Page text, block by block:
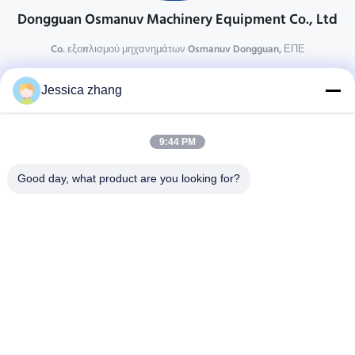
Dongguan Osmanuv Machinery Equipment Co., Ltd
Co. εξοπλισμού μηχανημάτων Osmanuv Dongguan, ΕΠΕ
28 δεύτερος ο βιομηχανικός, wei Liu chong, Wanjiang,
DongGuan, Guangdong, Κίνα
osmanuv@hotmail.com
Jessica zhang
9:44 PM
Good day, what product are you looking for?